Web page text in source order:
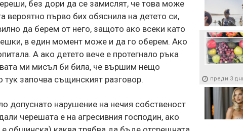
без дори да се замислят, че това може
вероятно първо бих обяснила на детето си,
да берем от него, защото ако всеки като
в един момент може и да го оберем. Ако
А ако детето вече е протегнало ръка
ми мисъл би била, че вършим нещо
започва същинският разговор.
допуснато нарушение на нечия собственост
черешата е на агресивния господин, ако
преди 3